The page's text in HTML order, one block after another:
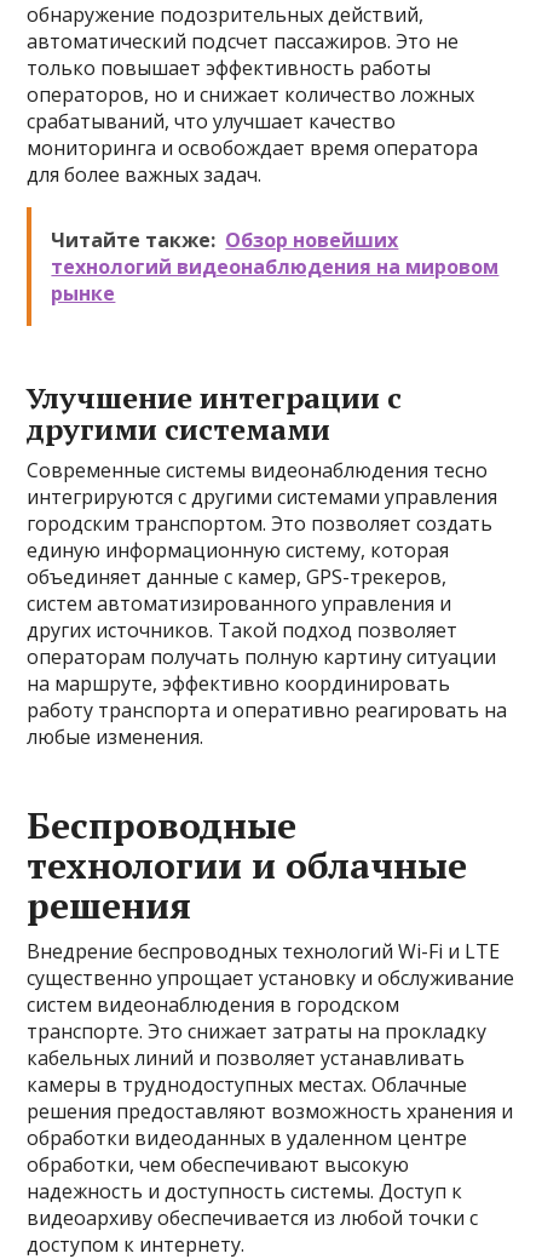
обнаружение подозрительных действий,
автоматический подсчет пассажиров. Это не
только повышает эффективность работы
операторов, но и снижает количество ложных
срабатываний, что улучшает качество
мониторинга и освобождает время оператора
для более важных задач.
Читайте также: Обзор новейших
технологий видеонаблюдения на мировом
рынке
Улучшение интеграции с
другими системами
Современные системы видеонаблюдения тесно
интегрируются с другими системами управления
городским транспортом. Это позволяет создать
единую информационную систему, которая
объединяет данные с камер, GPS-трекеров,
систем автоматизированного управления и
других источников. Такой подход позволяет
операторам получать полную картину ситуации
на маршруте, эффективно координировать
работу транспорта и оперативно реагировать на
любые изменения.
Беспроводные
технологии и облачные
решения
Внедрение беспроводных технологий Wi-Fi и LTE
существенно упрощает установку и обслуживание
систем видеонаблюдения в городском
транспорте. Это снижает затраты на прокладку
кабельных линий и позволяет устанавливать
камеры в труднодоступных местах. Облачные
решения предоставляют возможность хранения и
обработки видеоданных в удаленном центре
обработки, чем обеспечивают высокую
надежность и доступность системы. Доступ к
видеоархиву обеспечивается из любой точки с
доступом к интернету.